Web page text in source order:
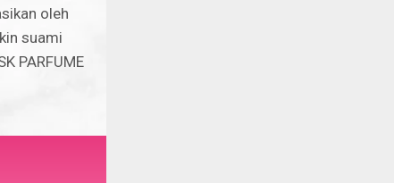
oleh
suami
PARFUME